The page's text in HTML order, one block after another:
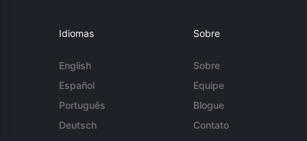
Idiomas
English
Español
Português
Deutsch
Sobre
Sobre
Equipe
Blogue
Contato